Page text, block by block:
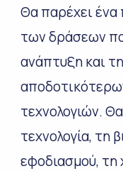
Θα παρέχει ένα
των δράσεων
ανάπτυξη και
τεχνολογιών.
τεχνολογία, τη
εφοδιασμού,